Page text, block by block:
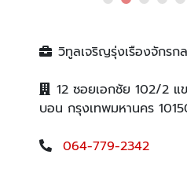
วิทูลเจริญรุ่งเรืองจักรกล
12 ซอยเอกชัย 102/2 แ
บอน กรุงเทพมหานคร
064-779-2342